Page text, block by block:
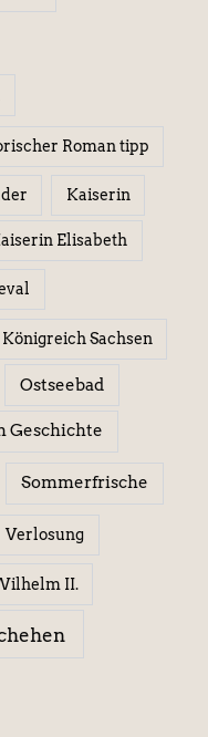
Roman tipp
Kaiserin
Elisabeth
Königreich Sachsen
Ostseebad
Geschichte
Sommerfrische
Verlosung
II.